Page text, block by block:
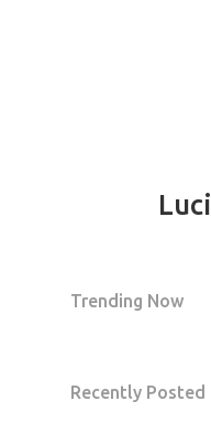
Trending Now
Recently Posted